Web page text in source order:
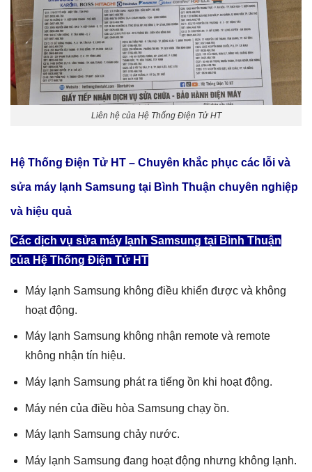
Liên hệ của Hệ Thống Điện Tử HT
Hệ Thống Điện Tử HT – Chuyên khắc phục các lỗi và
sửa máy lạnh Samsung tại Bình Thuận chuyên nghiệp
và hiệu quả
Các dịch vụ sửa máy lạnh Samsung tại Bình Thuận
của Hệ Thống Điện Tử HT
Máy lạnh Samsung không điều khiển được và không
hoạt động.
Máy lạnh Samsung không nhận remote và remote
không nhận tín hiệu.
Máy lạnh Samsung phát ra tiếng ồn khi hoạt động.
Máy nén của điều hòa Samsung chạy ồn.
Máy lạnh Samsung chảy nước.
Máy lạnh Samsung đang hoạt động nhưng không lạnh.